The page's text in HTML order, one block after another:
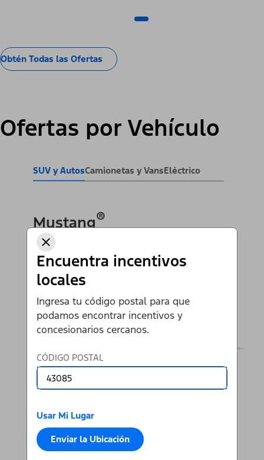
Encuentra incentivos
locales
Ingresa tu código postal para que
podamos encontrar incentivos y
concesionarios cercanos.
CÓDIGO POSTAL
Usar Mi Lugar
Enviar la Ubicación
Obtén Todas las Ofertas
Ofertas por Vehículo
SUV y AutosCamionetas y VansEléctrico
Mustang®
Ir al Mustang
Ver Todas las SUVS y Autos